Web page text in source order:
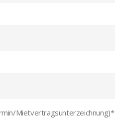
Mietvertragsunterzeichnung)*